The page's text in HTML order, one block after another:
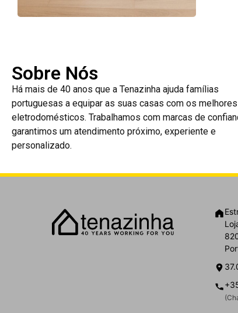
Sobre Nós
Há mais de 40 anos que a Tenazinha ajuda famílias
portuguesas a equipar as suas casas com os melhores
eletrodomésticos. Trabalhamos com marcas de
garantimos um atendimento próximo, experiente e
personalizado.